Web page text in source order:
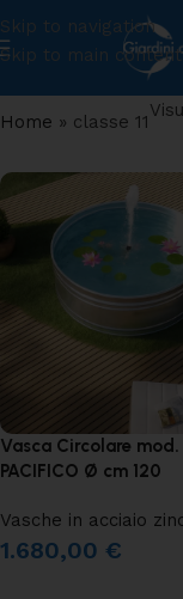
Skip to navigation
Skip to main content
Home » classe 11
Vasca Circolare mod.
PACIFICO Ø cm 120
Vasche in acciaio
1.680,00 €